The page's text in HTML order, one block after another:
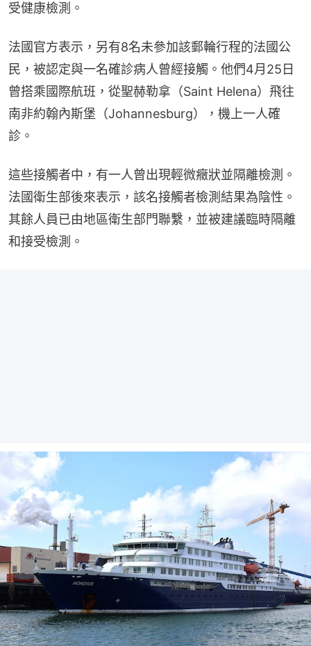
受健康檢測。
法國官方表示，另有8名未參加該郵輪行程的法國公
民，被認定與一名確診病人曾經接觸。他們4月25日
曾搭乘國際航班，從聖赫勒拿（Saint Helena）飛往
南非約翰內斯堡（Johannesburg），機上一人確
診。
這些接觸者中，有一人曾出現輕微癥狀並隔離檢測。
法國衛生部後來表示，該名接觸者檢測結果為陰性。
其餘人員已由地區衛生部門聯繫，並被建議臨時隔離
和接受檢測。